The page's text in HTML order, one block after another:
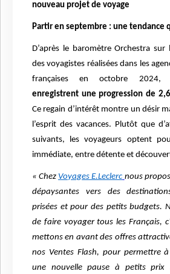
nouveau projet de voyage
Partir en septembre : une tendance
D’après le baromètre Orchestra sur
des voyagistes réalisées dans les
françaises en octobre
enregistrent une progression de
Ce regain d’intérêt montre un désir
l’esprit des vacances. Plutôt que
suivants, les voyageurs optent
immédiate, entre détente et
« Chez Voyages E.Leclerc nous
dépaysantes vers des
prisées et pour des petits budgets.
de faire voyager tous les Français,
mettons en avant des offres
nos Ventes Flash, pour permettre
une nouvelle pause à petits prix